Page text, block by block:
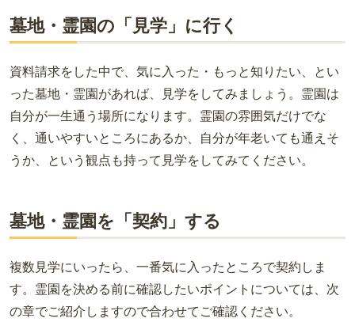
墓地・霊園の「見学」に行く
資料請求をした中で、気に入った・もっと知りたい、とい
った墓地・霊園があれば、見学をしてみましょう。霊園は
自分が一生通う場所になります。霊園の雰囲気だけでな
く、通いやすいところにあるか、自分が年老いても通えそ
うか、という観点も持って見学をしてみてください。
墓地・霊園を「契約」する
複数見学にいったら、一番気に入ったところで契約しま
す。霊園を決める前に確認したいポイントについては、次
の章でご紹介しますので合わせてご確認ください。